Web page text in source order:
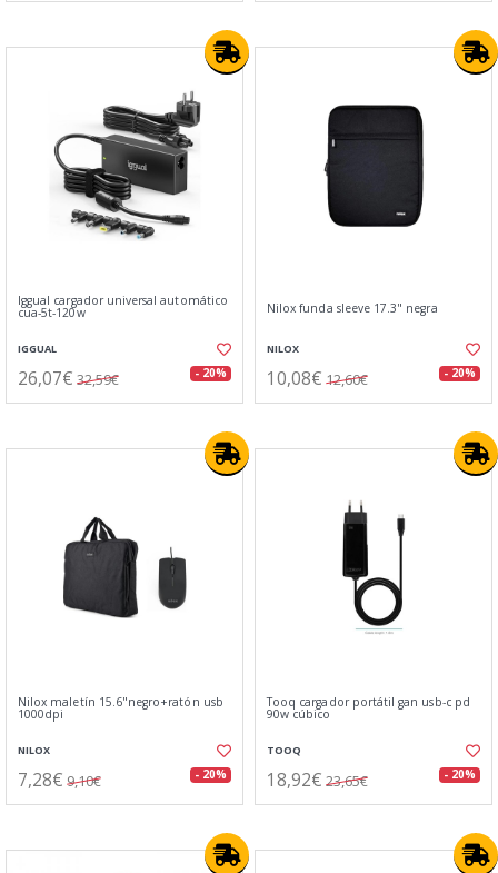
Iggual cargador universal automático
cua-5t-120w
IGGUAL
26,07€ 32,59€ - 20%
Nilox funda sleeve 17.3" negra
NILOX
10,08€ 12,60€ - 20%
Nilox maletín 15.6"negro+ratón usb
1000dpi
NILOX
7,28€ 9,10€ - 20%
Tooq cargador portátil gan usb-c pd
90w cúbico
TOOQ
18,92€ 23,65€ - 20%